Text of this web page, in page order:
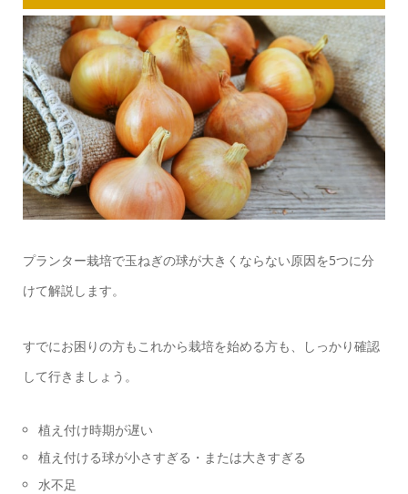
プランター栽培で玉ねぎの球が大きくならない原因を5つに分
けて解説します。
すでにお困りの方もこれから栽培を始める方も、しっかり確認
して行きましょう。
植え付け時期が遅い
植え付ける球が小さすぎる・または大きすぎる
水不足